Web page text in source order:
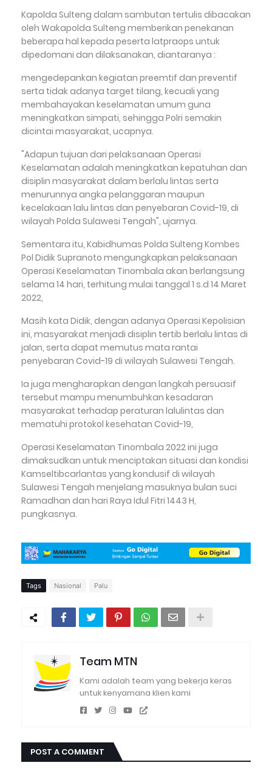
Kapolda Sulteng dalam sambutan tertulis dibacakan
oleh Wakapolda Sulteng memberikan penekanan
beberapa hal kepada peserta latpraops untuk
dipedomani dan dilaksanakan, diantaranya :
mengedepankan kegiatan preemtif dan preventif
serta tidak adanya target tilang, kecuali yang
membahayakan keselamatan umum guna
meningkatkan simpati, sehingga Polri semakin
dicintai masyarakat, ucapnya.
"Adapun tujuan dari pelaksanaan Operasi
Keselamatan adalah meningkatkan kepatuhan dan
disiplin masyarakat dalam berlalu lintas serta
menurunnya angka pelanggaran maupun
kecelakaan lalu lintas dan penyebaran Covid-19, di
wilayah Polda Sulawesi Tengah", ujarnya.
Sementara itu, Kabidhumas Polda Sulteng Kombes
Pol Didik Supranoto mengungkapkan pelaksanaan
Operasi Keselamatan Tinombala akan berlangsung
selama 14 hari, terhitung mulai tanggal 1 s.d 14 Maret
2022,
Masih kata Didik, dengan adanya Operasi Kepolisian
ini, masyarakat menjadi disiplin tertib berlalu lintas di
jalan, serta dapat memutus mata rantai
penyebaran Covid-19 di wilayah Sulawesi Tengah.
Ia juga mengharapkan dengan langkah persuasif
tersebut mampu menumbuhkan kesadaran
masyarakat terhadap peraturan lalulintas dan
mematuhi protokol kesehatan Covid-19,
Operasi Keselamatan Tinombala 2022 ini juga
dimaksudkan untuk menciptakan situasi dan kondisi
Kamseltibcarlantas yang kondusif di wilayah
Sulawesi Tengah menjelang masuknya bulan suci
Ramadhan dan hari Raya Idul Fitri 1443 H,
pungkasnya.
Tags Nasional Palu
Team MTN
Kami adalah team yang bekerja keras
untuk kenyamana klien kami
POST A COMMENT